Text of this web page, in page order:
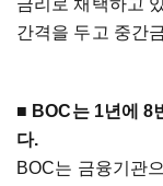
금리로 채택하고
간격을 두고 중간
■ BOC는 1년에 8
다.
BOC는 금융기관